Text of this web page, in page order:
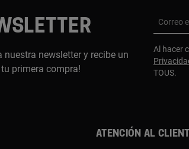
nuestra newsletter y recibe un
tu primera compra!
Correo
Al hacer
TOUS.
Atención al